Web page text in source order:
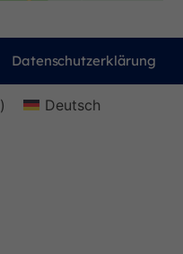
Datenschutzerklärung
) Deutsch